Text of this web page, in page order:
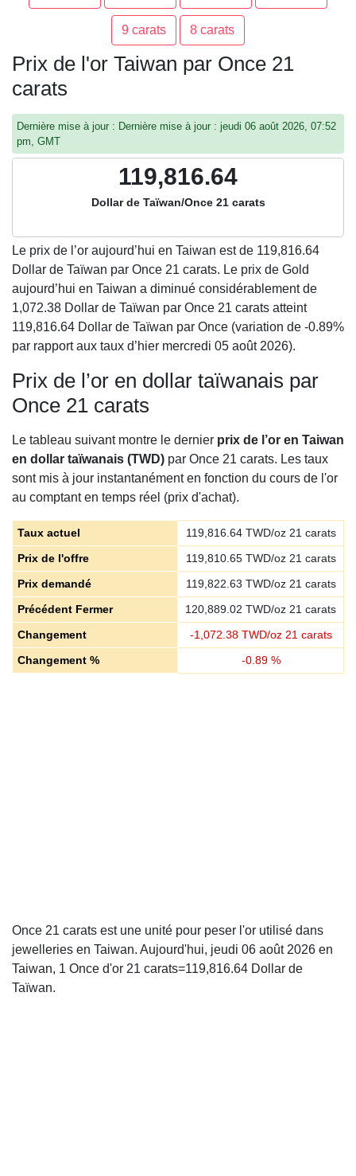
9 carats 8 carats
Prix de l'or Taiwan par Once 21
carats
Dernière mise à jour : Dernière mise à jour : jeudi 06 août 2026, 07:52
pm, GMT
119,816.64
Dollar de Taïwan/Once 21 carats
Le prix de l’or aujourd’hui en Taiwan est de 119,816.64
Dollar de Taïwan par Once 21 carats. Le prix de Gold
aujourd’hui en Taiwan a diminué considérablement de
1,072.38 Dollar de Taïwan par Once 21 carats atteint
119,816.64 Dollar de Taïwan par Once (variation de -0.89%
par rapport aux taux d’hier mercredi 05 août 2026).
Prix de l’or en dollar taïwanais par
Once 21 carats
Le tableau suivant montre le dernier prix de l’or en Taiwan
en dollar taïwanais (TWD) par Once 21 carats. Les taux
sont mis à jour instantanément en fonction du cours de l'or
au comptant en temps réel (prix d'achat).
Taux actuel 119,816.64TWD/oz 21 carats
Prix de l'offre
119,810.65TWD/oz 21 carats
Prix demandé
119,822.63 TWD/oz 21 carats
Précédent Fermer
120,889.02 TWD/oz 21 carats
Changement
-1,072.38TWD/oz 21 carats
Changement %
-0.89%
Once 21 carats est une unité pour peser l'or utilisé dans
jewelleries en Taiwan. Aujourd'hui, jeudi 06 août 2026 en
Taiwan, 1 Once d'or 21 carats=119,816.64 Dollar de
Taïwan.